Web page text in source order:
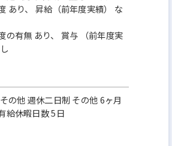
あり、 昇給（前年度実績） な
の有無 あり、 賞与 （前年度実
の他 週休二日制 その他 6ヶ月
給休暇日数 5日